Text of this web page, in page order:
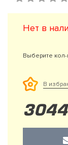
Нет в
Выберите кол-
В
3044